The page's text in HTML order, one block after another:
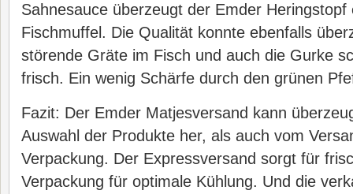
Sahnesauce überzeugt der Emder Heringstopf
Fischmuffel. Die Qualität konnte ebenfalls
störende Gräte im Fisch und auch die Gurke
frisch. Ein wenig Schärfe durch den grünen
Fazit: Der Emder Matjesversand kann
Auswahl der Produkte her, als auch vom
Verpackung. Der Expressversand sorgt für
Verpackung für optimale Kühlung. Und die